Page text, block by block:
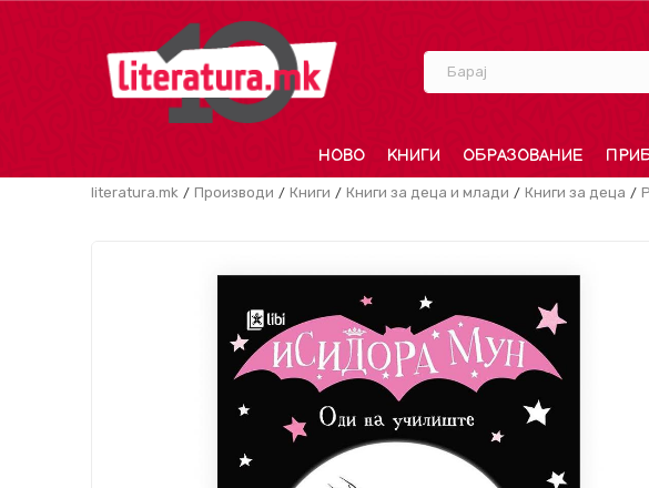
Барај
НОВО КНИГИ ОБРАЗОВАНИЕ
literatura.mk Производи Книги Книги за деца и млади Книги за деца